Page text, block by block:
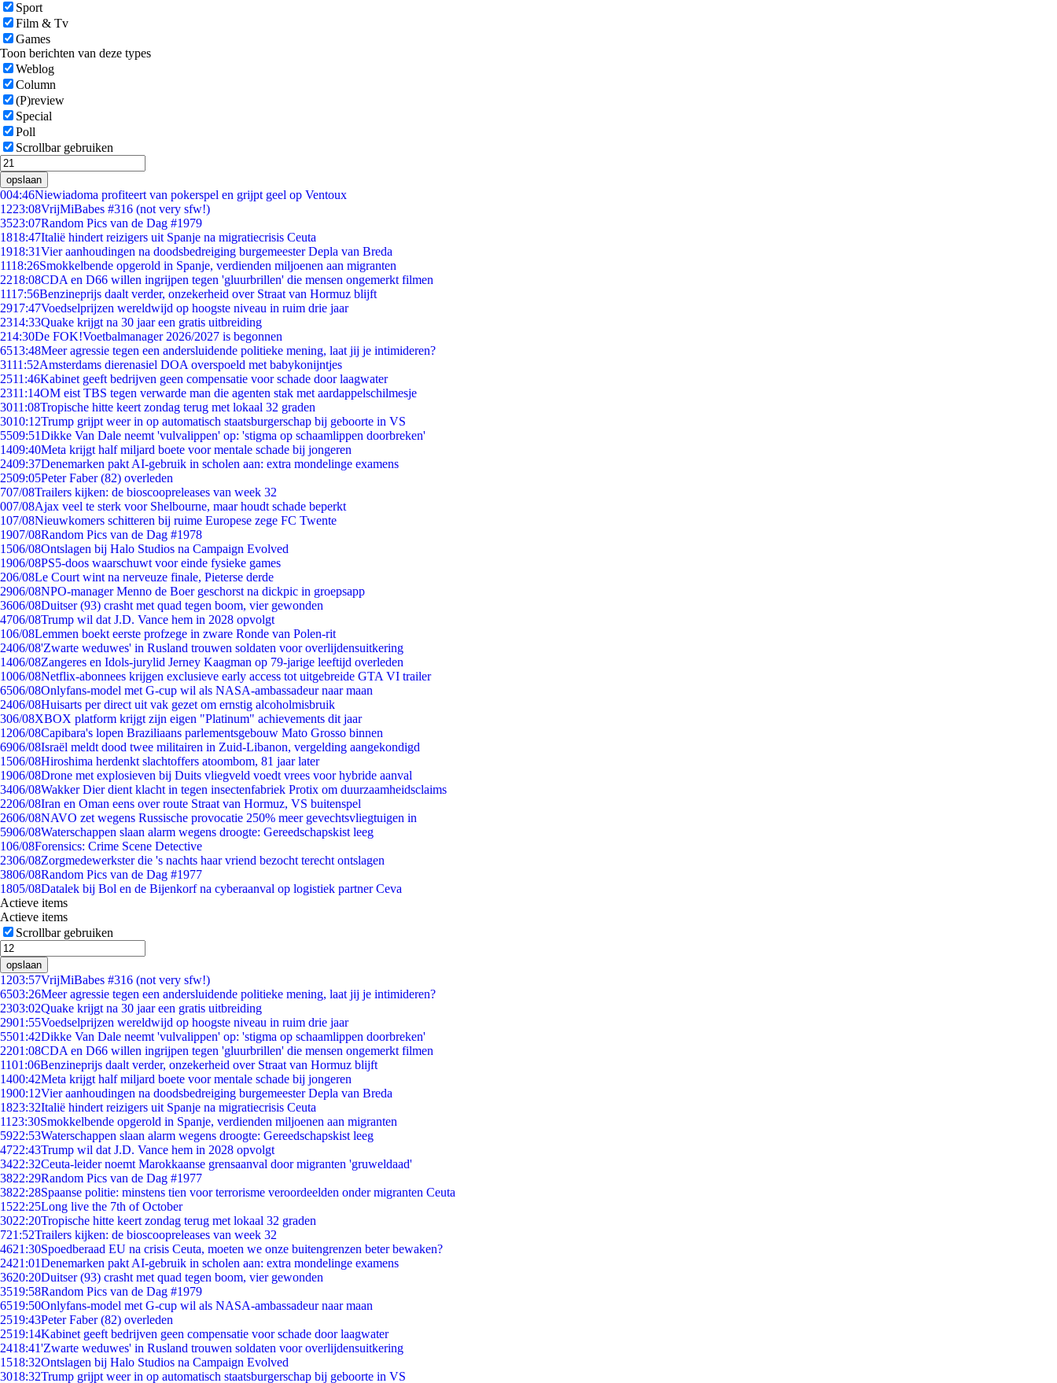
Sport
Film & Tv
Games
Toon berichten van deze types
Weblog
Column
(P)review
Special
Poll
Scrollbar gebruiken
opslaan
004:46Niewiadoma profiteert van pokerspel en grijpt geel op Ventoux
1223:08VrijMiBabes #316 (not very sfw!)
3523:07Random Pics van de Dag #1979
1818:47Italië hindert reizigers uit Spanje na migratiecrisis Ceuta
1918:31Vier aanhoudingen na doodsbedreiging burgemeester Depla van Breda
1118:26Smokkelbende opgerold in Spanje, verdienden miljoenen aan migranten
2218:08CDA en D66 willen ingrijpen tegen 'gluurbrillen' die mensen ongemerkt filmen
1117:56Benzineprijs daalt verder, onzekerheid over Straat van Hormuz blijft
2917:47Voedselprijzen wereldwijd op hoogste niveau in ruim drie jaar
2314:33Quake krijgt na 30 jaar een gratis uitbreiding
214:30De FOK!Voetbalmanager 2026/2027 is begonnen
6513:48Meer agressie tegen een andersluidende politieke mening, laat jij je intimideren?
3111:52Amsterdams dierenasiel DOA overspoeld met babykonijntjes
2511:46Kabinet geeft bedrijven geen compensatie voor schade door laagwater
2311:14OM eist TBS tegen verwarde man die agenten stak met aardappelschilmesje
3011:08Tropische hitte keert zondag terug met lokaal 32 graden
3010:12Trump grijpt weer in op automatisch staatsburgerschap bij geboorte in VS
5509:51Dikke Van Dale neemt 'vulvalippen' op: 'stigma op schaamlippen doorbreken'
1409:40Meta krijgt half miljard boete voor mentale schade bij jongeren
2409:37Denemarken pakt AI-gebruik in scholen aan: extra mondelinge examens
2509:05Peter Faber (82) overleden
707/08Trailers kijken: de bioscoopreleases van week 32
007/08Ajax veel te sterk voor Shelbourne, maar houdt schade beperkt
107/08Nieuwkomers schitteren bij ruime Europese zege FC Twente
1907/08Random Pics van de Dag #1978
1506/08Ontslagen bij Halo Studios na Campaign Evolved
1906/08PS5-doos waarschuwt voor einde fysieke games
206/08Le Court wint na nerveuze finale, Pieterse derde
2906/08NPO-manager Menno de Boer geschorst na dickpic in groepsapp
3606/08Duitser (93) crasht met quad tegen boom, vier gewonden
4706/08Trump wil dat J.D. Vance hem in 2028 opvolgt
106/08Lemmen boekt eerste profzege in zware Ronde van Polen-rit
2406/08'Zwarte weduwes' in Rusland trouwen soldaten voor overlijdensuitkering
1406/08Zangeres en Idols-jurylid Jerney Kaagman op 79-jarige leeftijd overleden
1006/08Netflix-abonnees krijgen exclusieve early access tot uitgebreide GTA VI trailer
6506/08Onlyfans-model met G-cup wil als NASA-ambassadeur naar maan
2406/08Huisarts per direct uit vak gezet om ernstig alcoholmisbruik
306/08XBOX platform krijgt zijn eigen "Platinum" achievements dit jaar
1206/08Capibara's lopen Braziliaans parlementsgebouw Mato Grosso binnen
6906/08Israël meldt dood twee militairen in Zuid-Libanon, vergelding aangekondigd
1506/08Hiroshima herdenkt slachtoffers atoombom, 81 jaar later
1906/08Drone met explosieven bij Duits vliegveld voedt vrees voor hybride aanval
3406/08Wakker Dier dient klacht in tegen insectenfabriek Protix om duurzaamheidsclaims
2206/08Iran en Oman eens over route Straat van Hormuz, VS buitenspel
2606/08NAVO zet wegens Russische provocatie 250% meer gevechtsvliegtuigen in
5906/08Waterschappen slaan alarm wegens droogte: Gereedschapskist leeg
106/08Forensics: Crime Scene Detective
2306/08Zorgmedewerkster die 's nachts haar vriend bezocht terecht ontslagen
3806/08Random Pics van de Dag #1977
1805/08Datalek bij Bol en de Bijenkorf na cyberaanval op logistiek partner Ceva
Actieve items
Actieve items
Scrollbar gebruiken
opslaan
1203:57VrijMiBabes #316 (not very sfw!)
6503:26Meer agressie tegen een andersluidende politieke mening, laat jij je intimideren?
2303:02Quake krijgt na 30 jaar een gratis uitbreiding
2901:55Voedselprijzen wereldwijd op hoogste niveau in ruim drie jaar
5501:42Dikke Van Dale neemt 'vulvalippen' op: 'stigma op schaamlippen doorbreken'
2201:08CDA en D66 willen ingrijpen tegen 'gluurbrillen' die mensen ongemerkt filmen
1101:06Benzineprijs daalt verder, onzekerheid over Straat van Hormuz blijft
1400:42Meta krijgt half miljard boete voor mentale schade bij jongeren
1900:12Vier aanhoudingen na doodsbedreiging burgemeester Depla van Breda
1823:32Italië hindert reizigers uit Spanje na migratiecrisis Ceuta
11 23:30Smokkelbende opgerold in Spanje, verdienden miljoenen aan migranten
5922:53Waterschappen slaan alarm wegens droogte: Gereedschapskist leeg
4722:43Trump wil dat J.D. Vance hem in 2028 opvolgt
3422:32Ceuta-leider noemt Marokkaanse grensaanval door migranten 'gruweldaad'
3822:29Random Pics van de Dag #1977
3822:28Spaanse politie: minstens tien voor terrorisme veroordeelden onder migranten Ceuta
1522:25Long live the 7th of October
3022:20Tropische hitte keert zondag terug met lokaal 32 graden
721:52Trailers kijken: de bioscoopreleases van week 32
4621:30Spoedberaad EU na crisis Ceuta, moeten we onze buitengrenzen beter bewaken?
2421:01Denemarken pakt AI-gebruik in scholen aan: extra mondelinge examens
3620:20Duitser (93) crasht met quad tegen boom, vier gewonden
3519:58Random Pics van de Dag #1979
6519:50Onlyfans-model met G-cup wil als NASA-ambassadeur naar maan
2519:43Peter Faber (82) overleden
2519:14Kabinet geeft bedrijven geen compensatie voor schade door laagwater
2418:41'Zwarte weduwes' in Rusland trouwen soldaten voor overlijdensuitkering
1518:32Ontslagen bij Halo Studios na Campaign Evolved
3018:32Trump grijpt weer in op automatisch staatsburgerschap bij geboorte in VS